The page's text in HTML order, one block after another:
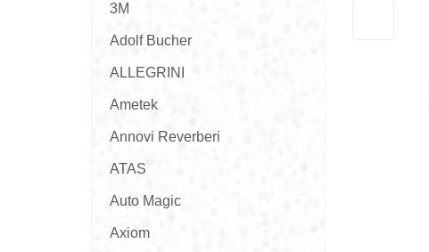
3M
Adolf Bucher
ALLEGRINI
Ametek
Annovi Reverberi
ATAS
Auto Magic
Axiom